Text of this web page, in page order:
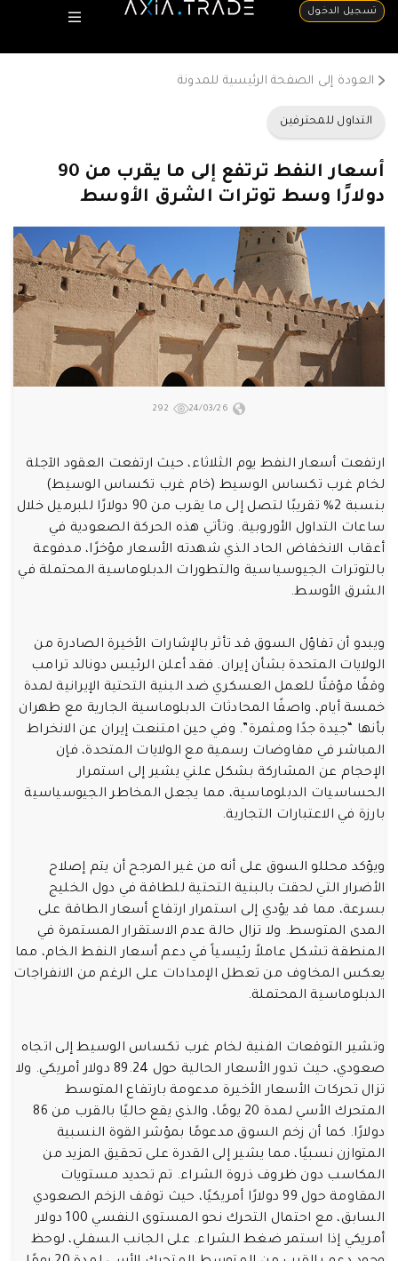
تسجيل الدخول
العودة إلى الصفحة الرئيسية للمدونة
التداول للمحترفين
أسعار النفط ترتفع إلى ما يقرب من 90
دولارًا وسط توترات الشرق الأوسط
24/03/26
292
ارتفعت أسعار النفط يوم الثلاثاء، حيث ارتفعت العقود الآجلة
لخام غرب تكساس الوسيط (خام غرب تكساس الوسيط)
بنسبة 2% تقريبًا لتصل إلى ما يقرب من 90 دولارًا للبرميل خلال
ساعات التداول الأوروبية. وتأتي هذه الحركة الصعودية في
أعقاب الانخفاض الحاد الذي شهدته الأسعار مؤخرًا، مدفوعة
بالتوترات الجيوسياسية والتطورات الدبلوماسية المحتملة في
الشرق الأوسط.
ويبدو أن تفاؤل السوق قد تأثر بالإشارات الأخيرة الصادرة من
الولايات المتحدة بشأن إيران. فقد أعلن الرئيس دونالد ترامب
وقفًا مؤقتًا للعمل العسكري ضد البنية التحتية الإيرانية لمدة
خمسة أيام، واصفًا المحادثات الدبلوماسية الجارية مع طهران
بأنها “جيدة جدًا ومثمرة”. وفي حين امتنعت إيران عن الانخراط
المباشر في مفاوضات رسمية مع الولايات المتحدة، فإن
الإحجام عن المشاركة بشكل علني يشير إلى استمرار
الحساسيات الدبلوماسية، مما يجعل المخاطر الجيوسياسية
بارزة في الاعتبارات التجارية.
ويؤكد محللو السوق على أنه من غير المرجح أن يتم إصلاح
الأضرار التي لحقت بالبنية التحتية للطاقة في دول الخليج
بسرعة، مما قد يؤدي إلى استمرار ارتفاع أسعار الطاقة على
المدى المتوسط. ولا تزال حالة عدم الاستقرار المستمرة في
المنطقة تشكل عاملاً رئيسياً في دعم أسعار النفط الخام، مما
يعكس المخاوف من تعطل الإمدادات على الرغم من الانفراجات
الدبلوماسية المحتملة.
وتشير التوقعات الفنية لخام غرب تكساس الوسيط إلى اتجاه
صعودي، حيث تدور الأسعار الحالية حول 89.24 دولار أمريكي. ولا
تزال تحركات الأسعار الأخيرة مدعومة بارتفاع المتوسط
المتحرك الأسي لمدة 20 يومًا، والذي يقع حاليًا بالقرب من 86
دولارًا. كما أن زخم السوق مدعومًا بمؤشر القوة النسبية
المتوازن نسبيًا، مما يشير إلى القدرة على تحقيق المزيد من
المكاسب دون ظروف ذروة الشراء. تم تحديد مستويات
المقاومة حول 99 دولارًا أمريكيًا، حيث توقف الزخم الصعودي
السابق، مع احتمال التحرك نحو المستوى النفسي 100 دولار
أمريكي إذا استمر ضغط الشراء. على الجانب السفلي، لوحظ